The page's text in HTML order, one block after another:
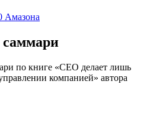
Амазона
по книге «CEO делает лишь
компанией» автора